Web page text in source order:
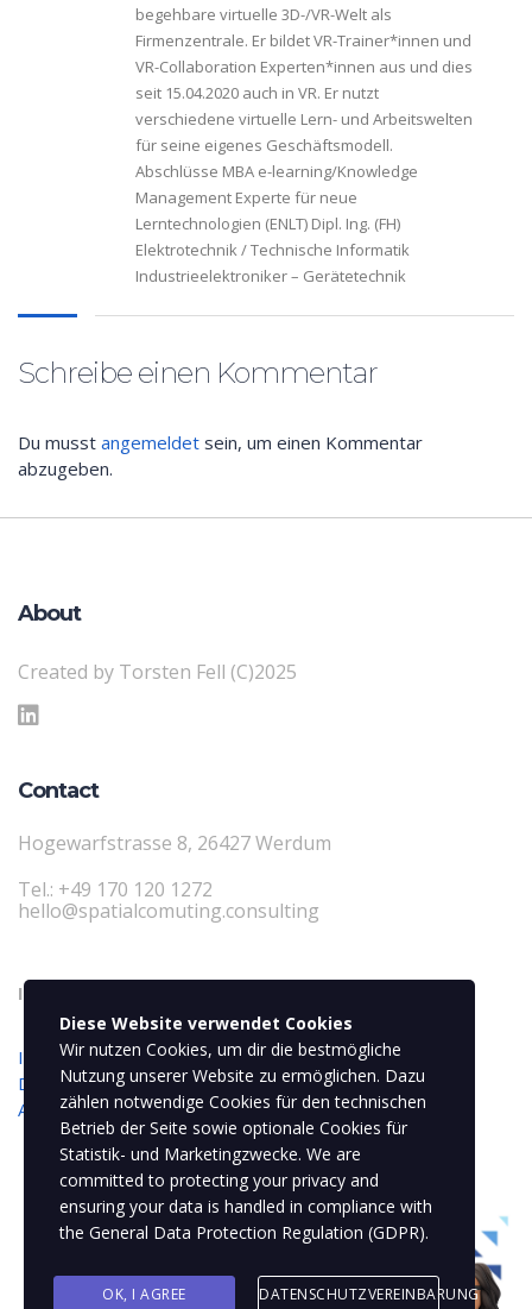
begehbare virtuelle 3D-/VR-Welt als
Firmenzentrale. Er bildet VR-Trainer*innen und
VR-Collaboration Experten*innen aus und dies
seit 15.04.2020 auch in VR. Er nutzt
verschiedene virtuelle Lern- und Arbeitswelten
für seine eigenes Geschäftsmodell.
Abschlüsse MBA e-learning/Knowledge
Management Experte für neue
Lerntechnologien (ENLT) Dipl. Ing. (FH)
Elektrotechnik / Technische Informatik
Industrieelektroniker – Gerätetechnik
Schreibe einen Kommentar
Du musst angemeldet sein, um einen Kommentar
abzugeben.
About
Created by Torsten Fell (C)2025
Contact
Hogewarfstrasse 8, 26427 Werdum
Tel.: +49 170 120 1272
hello@spatialcomuting.consulting
Informationen
Impressum
Datenschutzerklärung
Allgemeine Geschäftsbedingungen (AGB)
Diese Website verwendet Cookies
Wir nutzen Cookies, um dir die bestmögliche
Nutzung unserer Website zu ermöglichen. Dazu
zählen notwendige Cookies für den technischen
Betrieb der Seite sowie optionale Cookies für
Statistik- und Marketingzwecke. We are
committed to protecting your privacy and
ensuring your data is handled in compliance with
the General Data Protection Regulation (GDPR).
OK, I AGREE DATENSCHUTZVEREINBARUNG